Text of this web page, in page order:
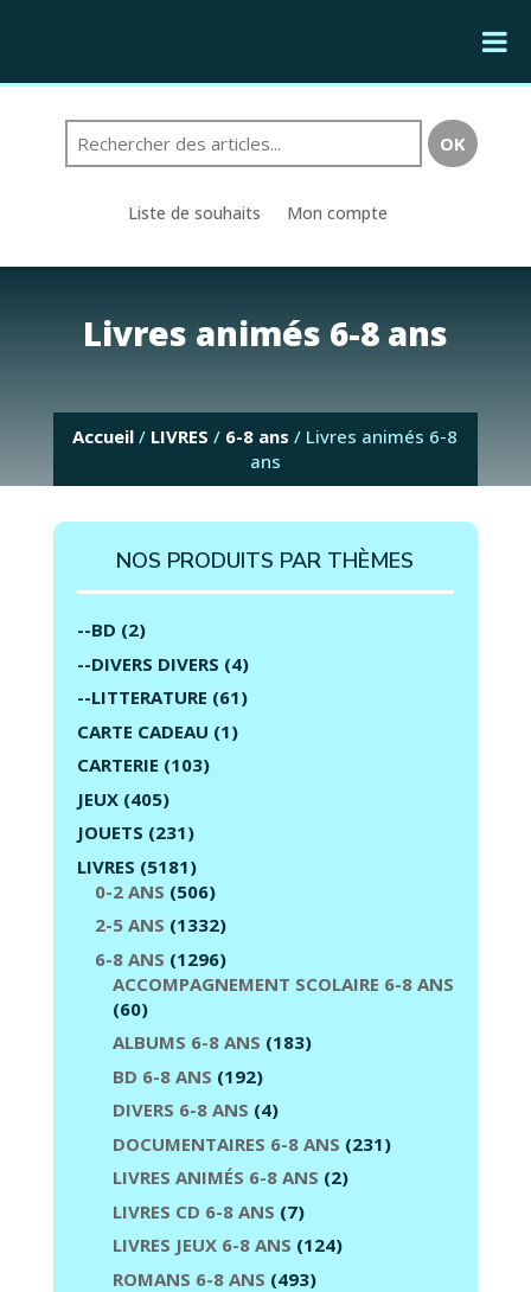
Liste de souhaits Mon compte
Livres animés 6-8 ans
Accueil / LIVRES / 6-8 ans / Livres animés 6-8
ans
NOS PRODUITS PAR THÈMES
--BD (2)
--DIVERS DIVERS (4)
--LITTERATURE (61)
CARTE CADEAU (1)
CARTERIE (103)
JEUX (405)
JOUETS (231)
LIVRES (5181)
0-2 ANS (506)
2-5 ANS (1332)
6-8 ANS (1296)
ACCOMPAGNEMENT SCOLAIRE 6-8 ANS
(60)
ALBUMS 6-8 ANS (183)
BD 6-8 ANS (192)
DIVERS 6-8 ANS (4)
DOCUMENTAIRES 6-8 ANS (231)
LIVRES ANIMÉS 6-8 ANS (2)
LIVRES CD 6-8 ANS (7)
LIVRES JEUX 6-8 ANS (124)
ROMANS 6-8 ANS (493)